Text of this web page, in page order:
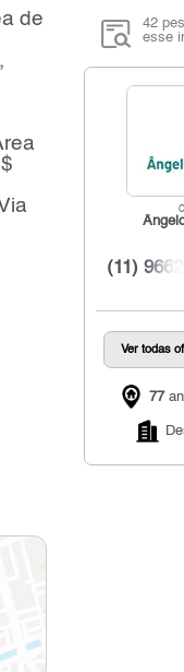
de
42
esse
(11)
Ver todas
77